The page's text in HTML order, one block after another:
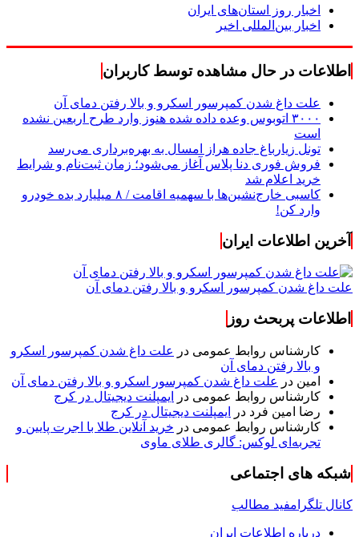
اخبار روز استان‌های ایران
اخبار بین‌المللی اخیر
اطلاعات در حال مشاهده توسط کاربران
علت داغ شدن کمپرسور اسکرو و بالا رفتن دمای آن
۳۰۰۰ اتوبوس وعده داده شده هنوز وارد طرح اربعین نشده
است
تونل زیارباغ جاده هراز امسال به بهره‌برداری می‌رسد
فروش فوری دنا پلاس آغاز می‌شود؛ زمان ثبت‌نام و شرایط
خرید اعلام شد
کاسبی خارج‌نشین‌ها با سهمیه اقامت / ۸ میلیارد بده خودرو
وارد کن!
آخرین اطلاعات ایران
علت داغ شدن کمپرسور اسکرو و بالا رفتن دمای آن
اطلاعات پربحث روز
کارشناس روابط عمومی در
علت داغ شدن کمپرسور اسکرو
و بالا رفتن دمای آن
امین در
علت داغ شدن کمپرسور اسکرو و بالا رفتن دمای آن
کارشناس روابط عمومی در
ایمپلنت دیجیتال در کرج
رضا امین فرد در
ایمپلنت دیجیتال در کرج
کارشناس روابط عمومی در خرید آنلاین طلا با اجرت پایین و
تجربه‌ای لوکس: گالری طلای ماوی
شبکه های اجتماعی
کانال تلگرامفید مطالب
درباره اطلاعات ایران